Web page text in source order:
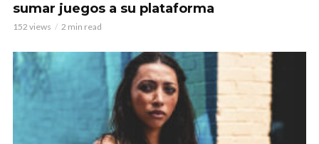
sumar juegos a su plataforma
152 views 2 min read